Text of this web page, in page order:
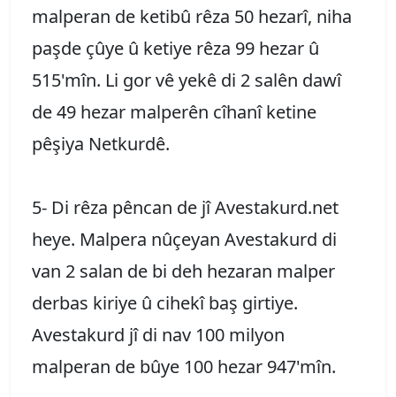
malperan de ketibû rêza 50 hezarî, niha
paşde çûye û ketiye rêza 99 hezar û
515'mîn. Li gor vê yekê di 2 salên dawî
de 49 hezar malperên cîhanî ketine
pêşiya Netkurdê.
5- Di rêza pêncan de jî Avestakurd.net
heye. Malpera nûçeyan Avestakurd di
van 2 salan de bi deh hezaran malper
derbas kiriye û cihekî baş girtiye.
Avestakurd jî di nav 100 milyon
malperan de bûye 100 hezar 947'mîn.